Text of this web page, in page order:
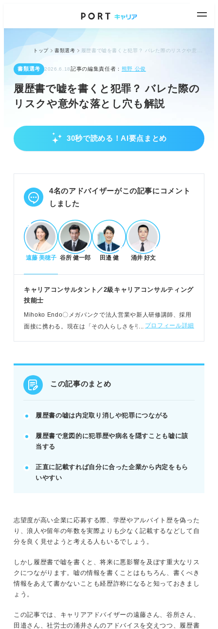
トップ 書類選考
書類選考 2026.6.18記事の編集責任者： 熊野 公俊
履歴書で嘘を書くと犯罪？ バレた際の
リスクや意外な落とし穴も解説
30秒で読める！AI要点まとめ
履歴書の嘘は重大なリスク！犯罪や解雇につな
内定取り消しや損害賠償請求、入社後の解雇リスク
がある。
及ぼす。
POINT：一時的なメリットより長期的な損失が大き
い。
学歴・アルバイト歴・資格・自己PRの嘘は経歴詐
犯罪歴や持病を隠すことも嘘とみなされる可能性が
ある。
学校への事実確認や証明書提示で嘘は発覚する。
かれる。
能力に合った企業と出会い、入社後のミスマッチを
誠実性や責任感をアピールし、企業からの信頼を得
られる。
できる。
POINT：留年や中退も理由を説明できれば不利にな
記事の該当箇所を見る
履歴書で嘘を書くのは危険チェックやすい理由
や最悪のリスクを理解しておこう
履歴書に嘘を書くと経歴詐称＝犯罪に該当する
履歴書に嘘を書いたときの4つのリスク
履歴書の嘘が経歴詐称になりうる4つの内容
と併せてご確認ください。
4名のアドバイザーがこの記事にコメント
しました
遠藤 美穂子 谷所 健一郎 田邉 健 涌井 好文
キャリアコンサルタント／2級キャリアコンサルティング
技能士
Mihoko Endo〇メガバンクで法人営業や新人研修講師、採用
面接に携わる。現在は「その人らしさを引き出すカウンセリ
プロフィール詳細
この記事のまとめ
履歴書の嘘は内定取り消しや犯罪につながる
履歴書で意図的に犯罪歴や病名を隠すことも嘘に該
当する
正直に記載すれば自分に合った企業から内定をもら
いやすい
志望度が高い企業に応募する際、学歴やアルバイト歴を偽った
り、浪人や留年の年数を実際よりも少なく記載するなどして自
分を良く見せようと考える人もいるでしょう。
しかし履歴書で嘘を書くと、将来に悪影響を及ぼす重大なリス
クにつながります。嘘の情報を書くことはもちろん、書くべき
情報をあえて書かないことも経歴詐称になると知っておきまし
ょう。
この記事では、キャリアアドバイザーの遠藤さん、谷所さん、
田邉さん、社労士の涌井さんのアドバイスを交えつつ、履歴書